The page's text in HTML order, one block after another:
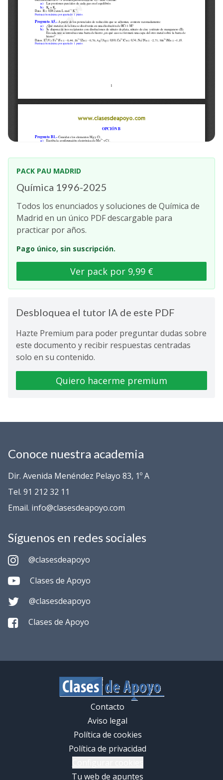
PACK PAU MADRID
Química 1996-2025
Todos los enunciados y soluciones de Química de
Madrid en un único PDF descargable para
practicar por años.
Pago único, sin suscripción.
Ver pack por 9,99 €
Desbloquea el tutor IA de este PDF
Hazte Premium para poder preguntar dudas sobre
este documento y recibir respuestas centradas
solo en su contenido.
Quiero hacerme premium
Conoce nuestra academia
Dir. Avenida Menéndez Pelayo 83, 1º A
Tel. 91 212 32 11
Email. info@clasesdeapoyo.com
Síguenos en redes sociales
@clasesdeapoyo
Clases de Apoyo
@clasesdeapoyo
Clases de Apoyo
Contacto
Aviso legal
Política de cookies
Política de privacidad
Tu web de apuntes